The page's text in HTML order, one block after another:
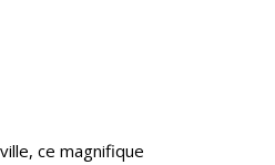
ce magnifique